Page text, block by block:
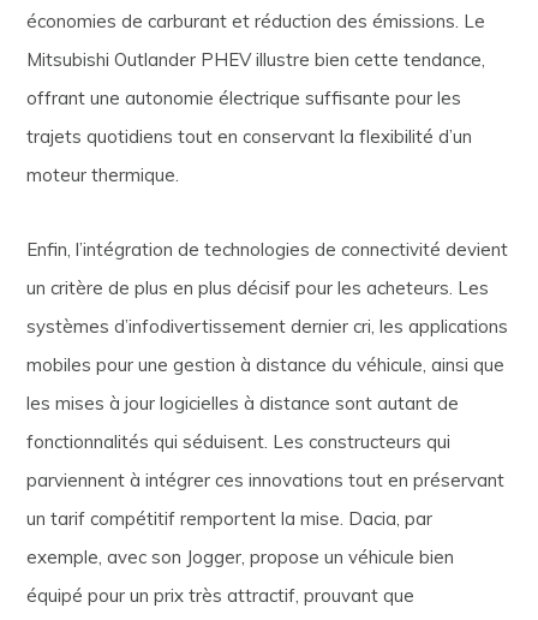
économies de carburant et réduction des émissions. Le
Mitsubishi Outlander PHEV illustre bien cette tendance,
offrant une autonomie électrique suffisante pour les
trajets quotidiens tout en conservant la flexibilité d’un
moteur thermique.
Enfin, l’intégration de technologies de connectivité devient
un critère de plus en plus décisif pour les acheteurs. Les
systèmes d’infodivertissement dernier cri, les applications
mobiles pour une gestion à distance du véhicule, ainsi que
les mises à jour logicielles à distance sont autant de
fonctionnalités qui séduisent. Les constructeurs qui
parviennent à intégrer ces innovations tout en préservant
un tarif compétitif remportent la mise. Dacia, par
exemple, avec son Jogger, propose un véhicule bien
équipé pour un prix très attractif, prouvant que